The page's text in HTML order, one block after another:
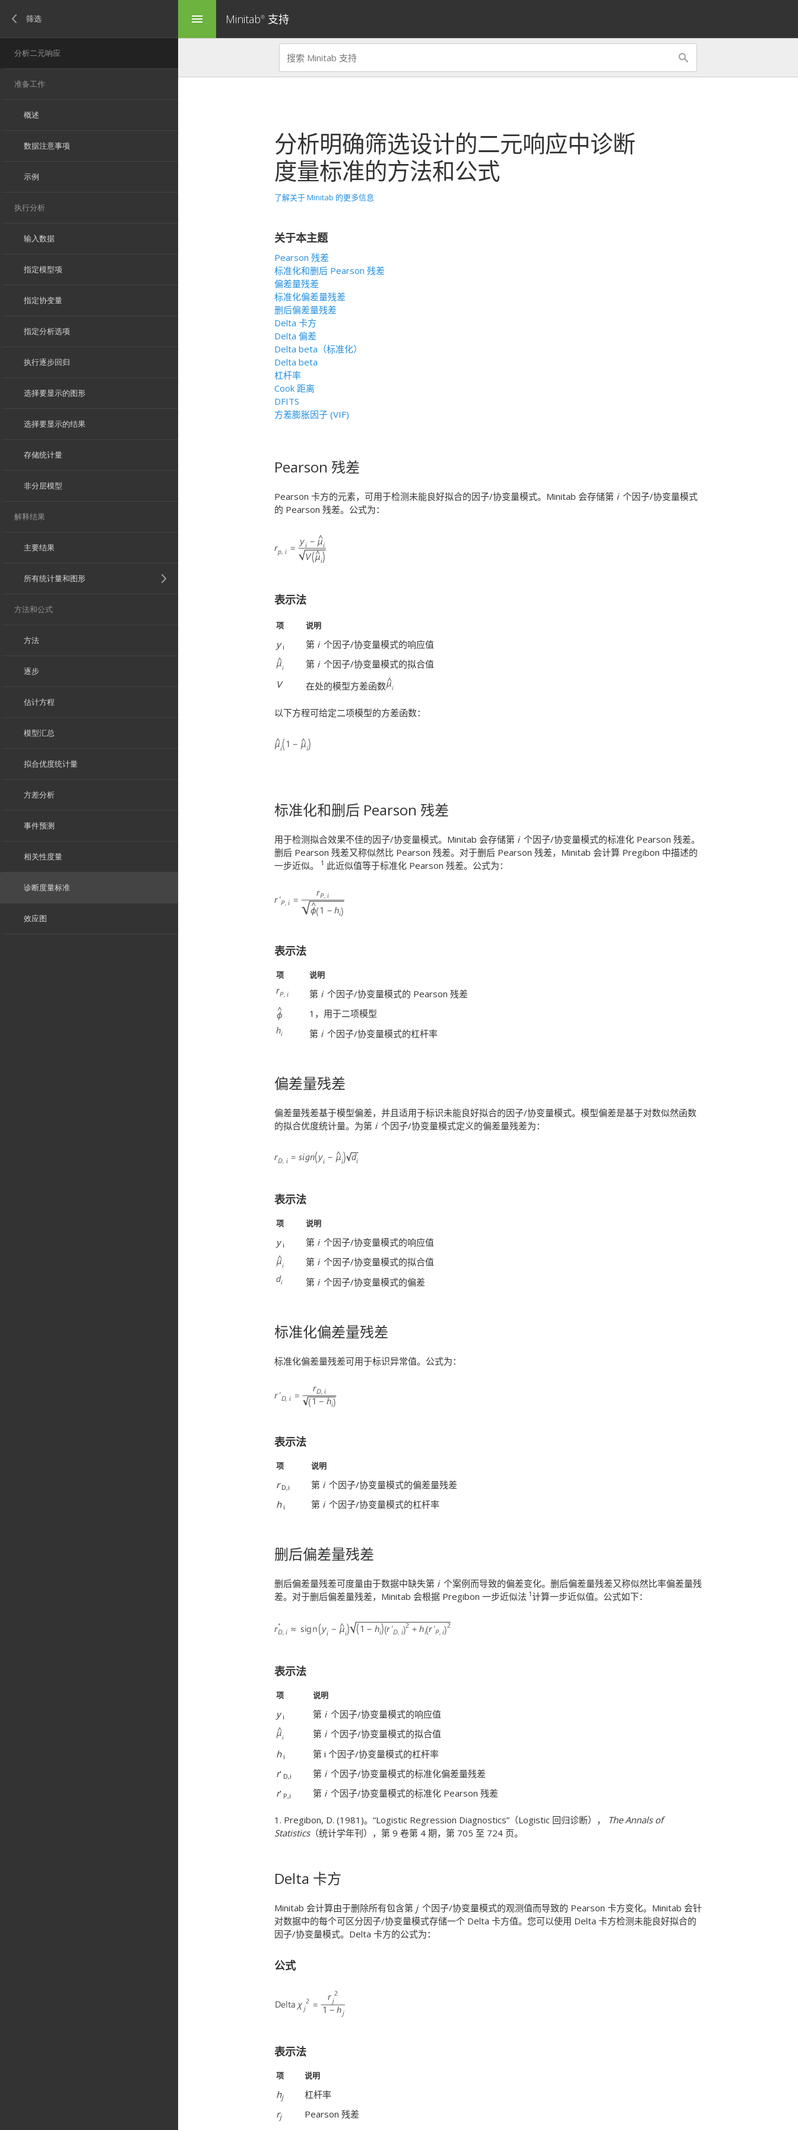
menu Minitab® 支持
分析明确筛选设计的二元响应中诊断
度量标准的方法和公式
了解关于 Minitab 的更多信息
关于本主题
Pearson 残差
标准化和删后 Pearson 残差
偏差量残差
标准化偏差量残差
删后偏差量残差
Delta 卡方
Delta 偏差
Delta beta（标准化）
Delta beta
杠杆率
Cook 距离
DFITS
方差膨胀因子 (VIF)
Pearson 残差
Pearson 卡方的元素，可用于检测未能良好拟合的因子/协变量模式。Minitab 会存储第 i 个因子/协变量模式
的 Pearson 残差。公式为：
表示法
项 说明
y i 第 i 个因子/协变量模式的响应值
第 i 个因子/协变量模式的拟合值
V
在处的模型方差函数
以下方程可给定二项模型的方差函数：
标准化和删后 Pearson 残差
用于检测拟合效果不佳的因子/协变量模式。Minitab 会存储第 i 个因子/协变量模式的标准化 Pearson 残差。
删后 Pearson 残差又称似然比 Pearson 残差。对于删后 Pearson 残差，Minitab 会计算 Pregibon 中描述的
一步近似。
1 此近似值等于标准化 Pearson 残差。公式为：
表示法
项 说明
第 i 个因子/协变量模式的 Pearson 残差
1，用于二项模型
第 i 个因子/协变量模式的杠杆率
偏差量残差
偏差量残差基于模型偏差，并且适用于标识未能良好拟合的因子/协变量模式。模型偏差是基于对数似然函数
的拟合优度统计量。为第 i 个因子/协变量模式定义的偏差量残差为：
表示法
项 说明
y i 第 i 个因子/协变量模式的响应值
第 i 个因子/协变量模式的拟合值
第 i 个因子/协变量模式的偏差
标准化偏差量残差
标准化偏差量残差可用于标识异常值。公式为：
表示法
项 说明
r D,i 第 i 个因子/协变量模式的偏差量残差
h i 第 i 个因子/协变量模式的杠杆率
删后偏差量残差
删后偏差量残差可度量由于数据中缺失第 i 个案例而导致的偏差变化。删后偏差量残差又称似然比率偏差量残
差。对于删后偏差量残差，Minitab 会根据 Pregibon 一步近似法 1计算一步近似值。公式如下：
表示法
项 说明
y i 第 i 个因子/协变量模式的响应值
第 i 个因子/协变量模式的拟合值
h i 第 i 个因子/协变量模式的杠杆率
r' D,i 第 i 个因子/协变量模式的标准化偏差量残差
r' P,i 第 i 个因子/协变量模式的标准化 Pearson 残差
1. Pregibon, D. (1981)。“Logistic Regression Diagnostics”（Logistic 回归诊断）， The Annals of
Statistics（统计学年刊），第 9 卷第 4 期，第 705 至 724 页。
Delta 卡方
Minitab 会计算由于删除所有包含第 j 个因子/协变量模式的观测值而导致的 Pearson 卡方变化。Minitab 会针
对数据中的每个可区分因子/协变量模式存储一个 Delta 卡方值。您可以使用 Delta 卡方检测未能良好拟合的
因子/协变量模式。Delta 卡方的公式为：
公式
表示法
项 说明
hj
杠杆率
rj Pearson 残差